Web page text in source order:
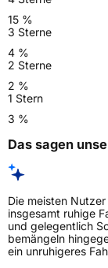
15 %
3 Sterne
4 %
2 Sterne
2 %
1 Stern
3 %
Das sagen
Die meisten
insgesamt ruhige
und gelegentlich
bemängeln
ein unruhigeres